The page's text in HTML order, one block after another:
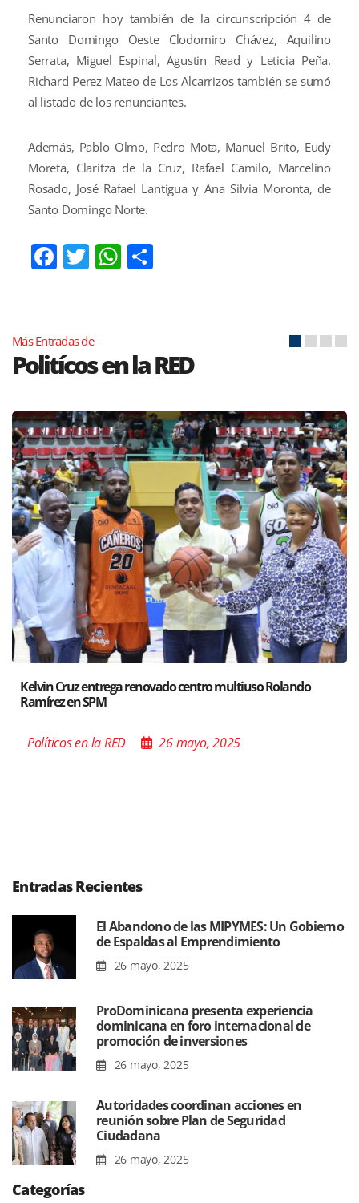
Renunciaron hoy también de la circunscripción 4 de
Santo Domingo Oeste Clodomiro Chávez, Aquilino
Serrata, Miguel Espinal, Agustin Read y Leticia Peña.
Richard Perez Mateo de Los Alcarrizos también se sumó
al listado de los renunciantes.
Además, Pablo Olmo, Pedro Mota, Manuel Brito, Eudy
Moreta, Claritza de la Cruz, Rafael Camilo, Marcelino
Rosado, José Rafael Lantigua y Ana Silvia Moronta, de
Santo Domingo Norte.
Facebook
TwitterWhatsApp
Más Entradas de
Politícos en la RED
Santiago acoge exposición del Ministro de Cultura
Poder de las Buenas Palabras”
Políticos en la RED 26 mayo, 2025
Entradas Recientes
El Abandono de las MIPYMES: Un Gobierno
de Espaldas al Emprendimiento
26 mayo, 2025
ProDominicana presenta experiencia
dominicana en foro internacional de
promoción de inversiones
26 mayo, 2025
Autoridades coordinan acciones en
reunión sobre Plan de Seguridad
Ciudadana
26 mayo, 2025
Categorías